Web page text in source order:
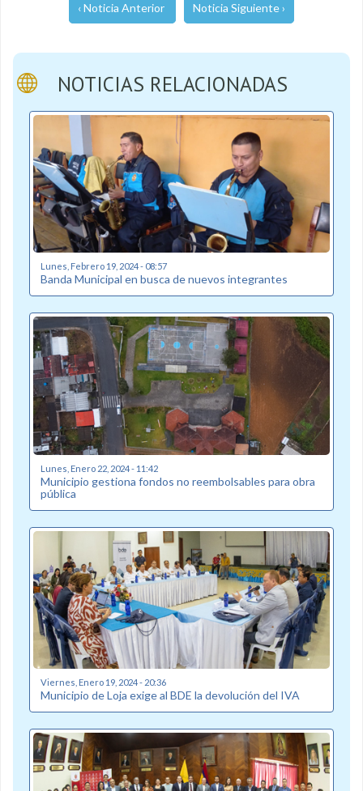
‹ Noticia Anterior Noticia Siguiente ›
NOTICIAS RELACIONADAS
Lunes, Febrero 19, 2024 - 08:57
Banda Municipal en busca de nuevos integrantes
Lunes, Enero 22, 2024 - 11:42
Municipio gestiona fondos no reembolsables para obra
pública
Viernes, Enero 19, 2024 - 20:36
Municipio de Loja exige al BDE la devolución del IVA